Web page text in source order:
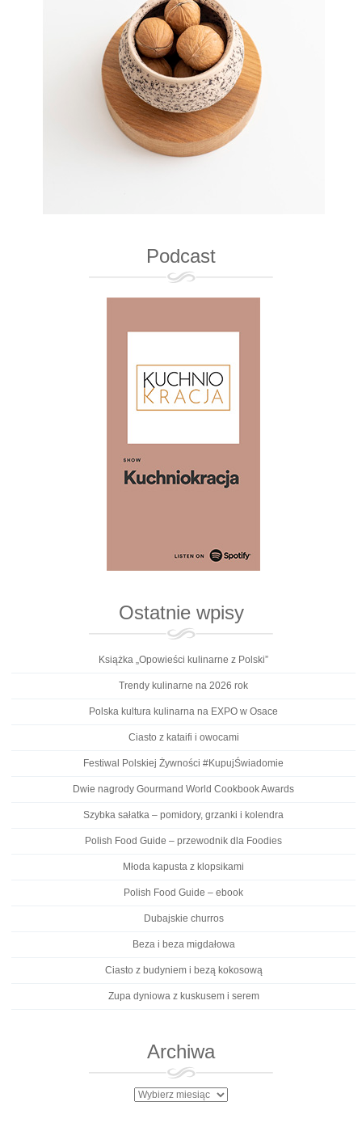
Podcast
Ostatnie wpisy
Książka „Opowieści kulinarne z Polski”
Trendy kulinarne na 2026 rok
Polska kultura kulinarna na EXPO w Osace
Ciasto z kataifi i owocami
Festiwal Polskiej Żywności #KupujŚwiadomie
Dwie nagrody Gourmand World Cookbook Awards
Szybka sałatka – pomidory, grzanki i kolendra
Polish Food Guide – przewodnik dla Foodies
Młoda kapusta z klopsikami
Polish Food Guide – ebook
Dubajskie churros
Beza i beza migdałowa
Ciasto z budyniem i bezą kokosową
Zupa dyniowa z kuskusem i serem
Archiwa
Archiwa